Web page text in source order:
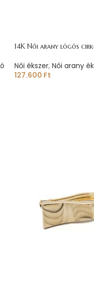
14K Női arany lógós
Női ékszer, Női arany
127.600 Ft